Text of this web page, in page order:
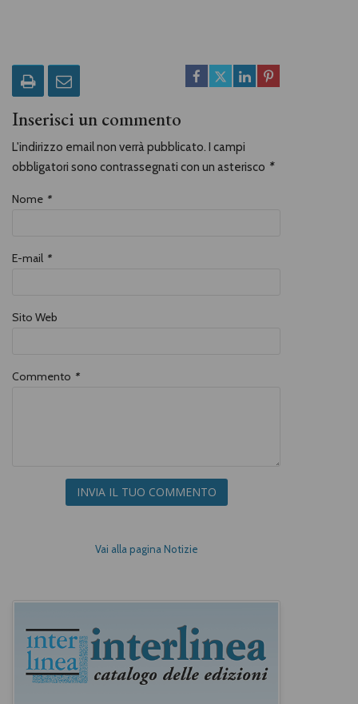
Inserisci un commento
L'indirizzo email non verrà pubblicato. I campi
obbligatori sono contrassegnati con un asterisco *
Nome *
E-mail *
Sito Web
Commento *
INVIA IL TUO COMMENTO
Vai alla pagina Notizie